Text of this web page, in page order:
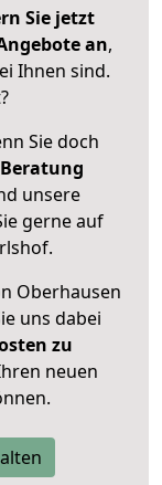
Sie jetzt
an,
Ihnen sind.
Sie doch
unsere
gerne auf
Oberhausen
uns dabei
zu
neuen